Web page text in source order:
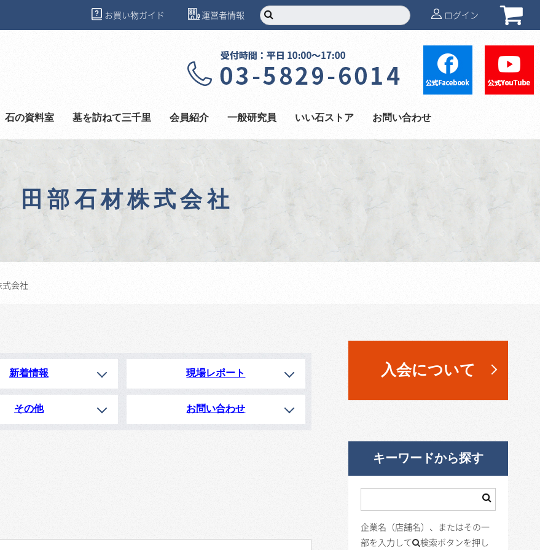
お買い物ガイド 運営者情報 ログイン
石の資料室 墓を訪ねて三千里 会員紹介 一般研究員 いい石ストア お問い合わせ
田部石材株式会社
式会社
新着情報 現場レポート
その他 お問い合わせ
入会について
キーワードから探す
企業名（店舗名）、またはその一
部を入力して
検索ボタンを押し